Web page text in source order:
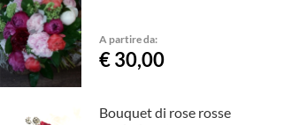
A partire da:
€ 30,00
Bouquet di rose rosse